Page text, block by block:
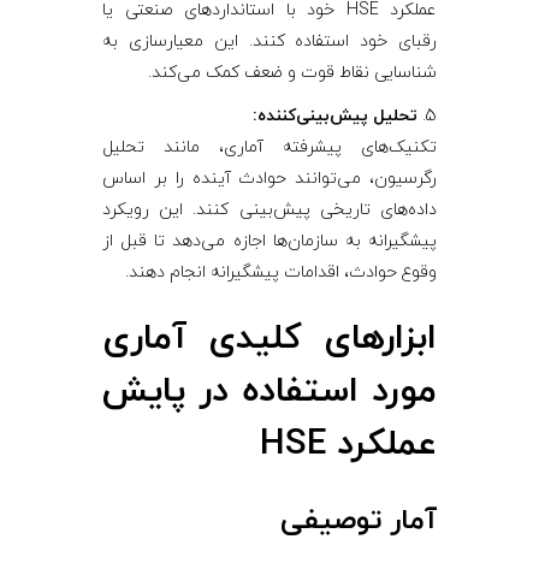
عملکرد HSE خود با استانداردهای صنعتی یا
رقبای خود استفاده کنند. این معیارسازی به
شناسایی نقاط قوت و ضعف کمک می‌کند.
تحلیل پیش‌بینی‌کننده:
تکنیک‌های پیشرفته آماری، مانند تحلیل
رگرسیون، می‌توانند حوادث آینده را بر اساس
داده‌های تاریخی پیش‌بینی کنند. این رویکرد
پیشگیرانه به سازمان‌ها اجازه می‌دهد تا قبل از
وقوع حوادث، اقدامات پیشگیرانه انجام دهند.
ابزارهای کلیدی آماری
مورد استفاده در پایش
عملکرد HSE
آمار توصیفی